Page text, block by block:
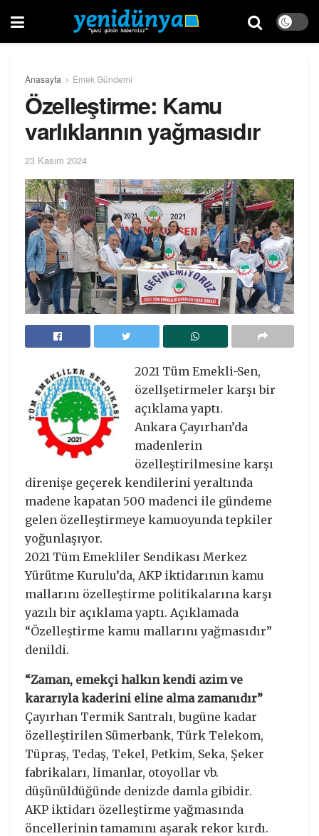
Anasayfa Emek Gündemi
Özelleştirme: Kamu
varlıklarının yağmasıdır
23 Kasım 2024
2021 Tüm Emekli-Sen,
özellşetirmeler karşı bir
açıklama yaptı.
Ankara Çayırhan’da
madenlerin
özelleştirilmesine karşı
direnişe geçerek kendilerini yeraltında
madene kapatan 500 madenci ile gündeme
gelen özelleştirmeye kamuoyunda tepkiler
yoğunlaşıyor.
2021 Tüm Emekliler Sendikası Merkez
Yürütme Kurulu’da, AKP iktidarının kamu
mallarını özelleştirme politikalarına karşı
yazılı bir açıklama yaptı. Açıklamada
“Özelleştirme kamu mallarını yağmasıdır”
denildi.
“Zaman, emekçi halkın kendi azim ve
kararıyla kaderini eline alma zamanıdır”
Çayırhan Termik Santralı, bugüne kadar
özelleştirilen Sümerbank, Türk Telekom,
Tüpraş, Tedaş, Tekel, Petkim, Seka, Şeker
fabrikaları, limanlar, otoyollar vb.
düşünüldüğünde denizde damla gibidir.
AKP iktidarı özelleştirme yağmasında
öncellerinin tamamını aşarak rekor kırdı.